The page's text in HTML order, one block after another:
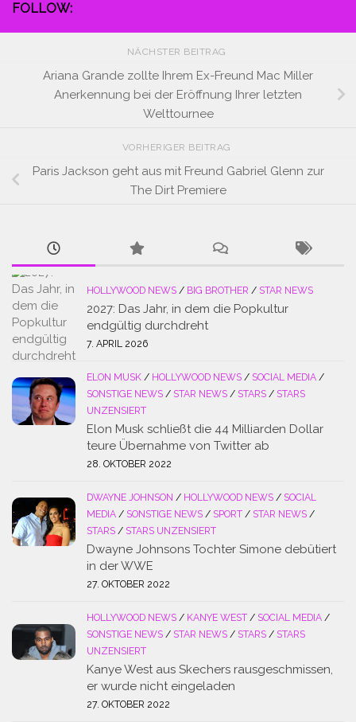
FOLLOW:
NÄCHSTER BEITRAG
Ariana Grande zollte Ihrem Ex-Freund Mac Miller
Anerkennung bei der Eröffnung Ihrer letzten
Welttournee
VORHERIGER BEITRAG
Paris Jackson geht aus mit Freund Gabriel Glenn zur
The Dirt Premiere
HOLLYWOOD NEWS / BIG BROTHER / STAR NEWS
2027: Das Jahr, in dem die Popkultur
endgültig durchdreht
7. APRIL 2026
ELON MUSK / HOLLYWOOD NEWS / SOCIAL MEDIA /
SONSTIGE NEWS / STAR NEWS / STARS / STARS
UNZENSIERT
Elon Musk schließt die 44 Milliarden Dollar
teure Übernahme von Twitter ab
28. OKTOBER 2022
DWAYNE JOHNSON / HOLLYWOOD NEWS / SOCIAL
MEDIA / SONSTIGE NEWS / SPORT / STAR NEWS /
STARS / STARS UNZENSIERT
Dwayne Johnsons Tochter Simone debütiert
in der WWE
27. OKTOBER 2022
HOLLYWOOD NEWS / KANYE WEST / SOCIAL MEDIA /
SONSTIGE NEWS / STAR NEWS / STARS / STARS
UNZENSIERT
Kanye West aus Skechers rausgeschmissen,
er wurde nicht eingeladen
27. OKTOBER 2022